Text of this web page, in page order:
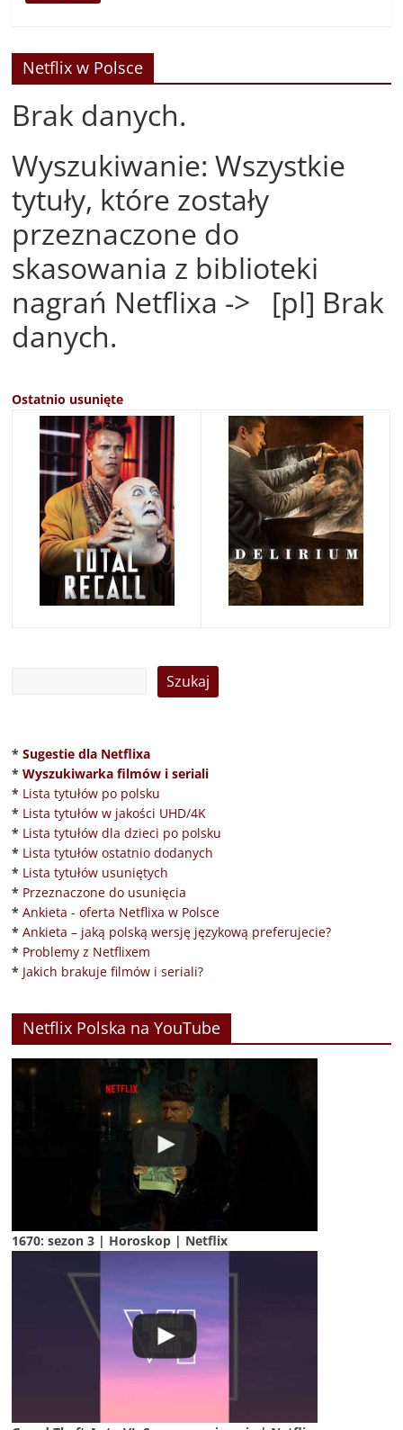
Netflix w Polsce
Brak danych.
Wyszukiwanie: Wszystkie
tytuły, które zostały
przeznaczone do
skasowania z biblioteki
nagrań Netflixa -> [pl] Brak
danych.
Ostatnio usunięte
* Sugestie dla Netflixa
* Wyszukiwarka filmów i seriali
* Lista tytułów po polsku
* Lista tytułów w jakości UHD/4K
* Lista tytułów dla dzieci po polsku
* Lista tytułów ostatnio dodanych
* Lista tytułów usuniętych
* Przeznaczone do usunięcia
* Ankieta - oferta Netflixa w Polsce
* Ankieta – jaką polską wersję językową preferujecie?
* Problemy z Netflixem
* Jakich brakuje filmów i seriali?
Netflix Polska na YouTube
1670: sezon 3 | Horoskop | Netflix